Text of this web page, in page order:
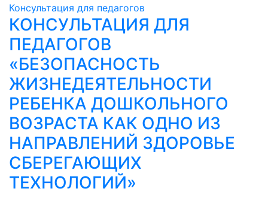
Консультация для педагогов
КОНСУЛЬТАЦИЯ ДЛЯ
ПЕДАГОГОВ
«БЕЗОПАСНОСТЬ
ЖИЗНЕДЕЯТЕЛЬНОСТИ
РЕБЕНКА ДОШКОЛЬНОГО
ВОЗРАСТА КАК ОДНО ИЗ
НАПРАВЛЕНИЙ ЗДОРОВЬЕ
СБЕРЕГАЮЩИХ
ТЕХНОЛОГИЙ»